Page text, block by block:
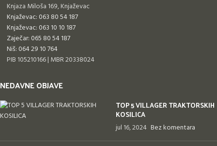
Knjaza Miloša 169, Knjaževac
Knjaževac: 063 80 54 187
Knjaževac: 063 10 10 187
Zaječar: 065 80 54 187
Niš: 064 29 10 764
PIB 105210166 | MBR 20338024
NEDAVNE OBJAVE
TOP 5 VILLAGER TRAKTORSKIH
KOSILICA
jul 16, 2024 Bez komentara